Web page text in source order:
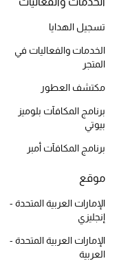
الموسم الجديد
دليل ملتزمات الحقائب
حقائب الأطفال
تسجيل الهدايا
الخدمات والفعاليات في
المتجر
مكتشف العطور
برنامج المكافآت بلوميز
بيوتي
برنامج المكافآت أمبر
موقع
الإمارات العربية المتحدة -
إنجليزي
الإمارات العربية المتحدة -
العربية